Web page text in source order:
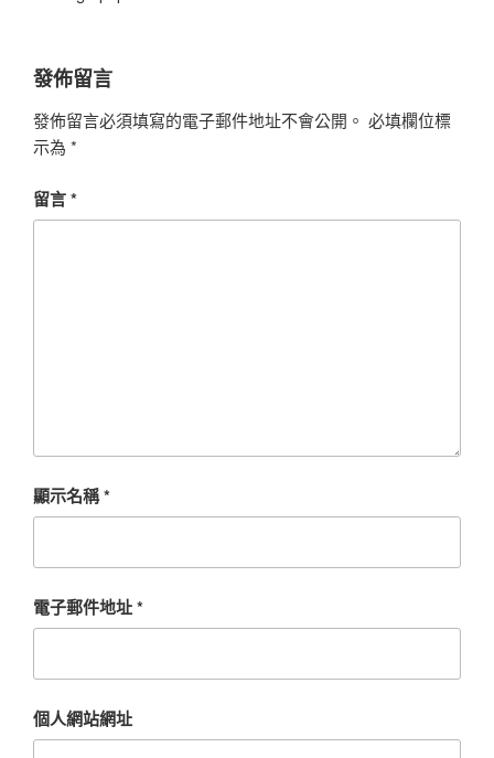
發佈留言
發佈留言必須填寫的電子郵件地址不會公開。 必填欄位標
示為 *
留言*
顯示名稱*
電子郵件地址*
個人網站網址